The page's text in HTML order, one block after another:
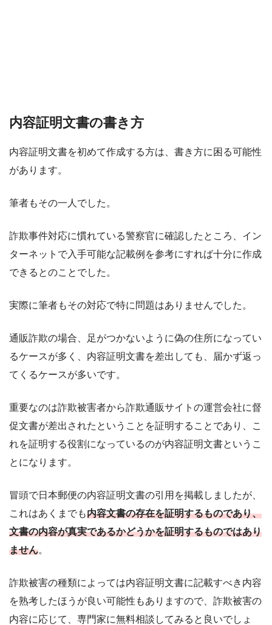
内容証明文書の書き方
内容証明文書を初めて作成する方は、書き方に困る可能性
があります。
筆者もその一人でした。
詐欺事件対応に慣れている警察官に確認したところ、イン
ターネットで入手可能な記載例を参考にすれば十分に作成
できるとのことでした。
実際に筆者もその対応で特に問題はありませんでした。
通販詐欺の場合、足がつかないように偽の住所になってい
るケースが多く、内容証明文書を差出しても、届かず返っ
てくるケースが多いです。
重要なのは詐欺被害者から詐欺通販サイトの運営会社に督
促文書が差出されたということを証明することであり、こ
れを証明する役割になっているのが内容証明文書というこ
とになります。
冒頭で日本郵便の内容証明文書の引用を掲載しましたが、
これはあくまでも内容文書の存在を証明するものであり、
文書の内容が真実であるかどうかを証明するものではあり
ません。
詐欺被害の種類によっては内容証明文書に記載すべき内容
を熟考したほうが良い可能性もありますので、詐欺被害の
内容に応じて、専門家に無料相談してみると良いでしょ